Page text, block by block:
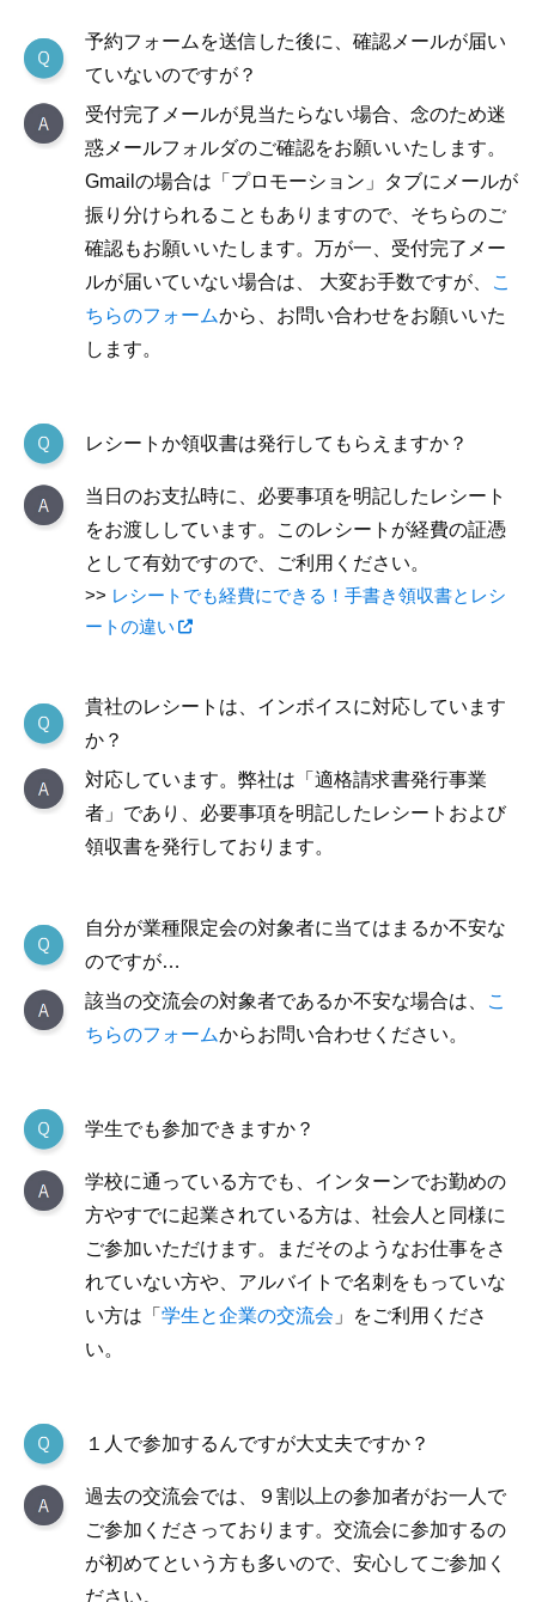
予約フォームを送信した後に、確認メールが届い
ていないのですが？
受付完了メールが見当たらない場合、念のため迷
惑メールフォルダのご確認をお願いいたします。
Gmailの場合は「プロモーション」タブにメールが
振り分けられることもありますので、そちらのご
確認もお願いいたします。万が一、受付完了メー
ルが届いていない場合は、 大変お手数ですが、
こ
ちらのフォームから、お問い合わせをお願いいた
します。
レシートか領収書は発行してもらえますか？
当日のお支払時に、必要事項を明記したレシート
をお渡ししています。このレシートが経費の証憑
として有効ですので、ご利用ください。
レシートでも経費にできる！手書き領収書とレシ
ートの違い
貴社のレシートは、インボイスに対応しています
か？
対応しています。弊社は「適格請求書発行事業
者」であり、必要事項を明記したレシートおよび
領収書を発行しております。
自分が業種限定会の対象者に当てはまるか不安な
のですが…
該当の交流会の対象者であるか不安な場合は、
こ
ちらのフォームからお問い合わせください。
学生でも参加できますか？
学校に通っている方でも、インターンでお勤めの
方やすでに起業されている方は、社会人と同様に
ご参加いただけます。まだそのようなお仕事をさ
れていない方や、アルバイトで名刺をもっていな
い方は「 学生と企業の交流会 」をご利用くださ
い。
１人で参加するんですが大丈夫ですか？
過去の交流会では、９割以上の参加者がお一人で
ご参加くださっております。交流会に参加するの
が初めてという方も多いので、安心してご参加く
ださい。